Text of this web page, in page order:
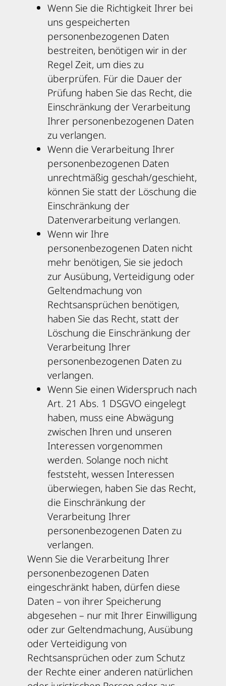
Wenn Sie die Richtigkeit Ihrer bei
uns gespeicherten
personenbezogenen Daten
bestreiten, benötigen wir in der
Regel Zeit, um dies zu
überprüfen. Für die Dauer der
Prüfung haben Sie das Recht, die
Einschränkung der Verarbeitung
Ihrer personenbezogenen Daten
zu verlangen.
Wenn die Verarbeitung Ihrer
personenbezogenen Daten
unrechtmäßig geschah/geschieht,
können Sie statt der Löschung die
Einschränkung der
Datenverarbeitung verlangen.
Wenn wir Ihre
personenbezogenen Daten nicht
mehr benötigen, Sie sie jedoch
zur Ausübung, Verteidigung oder
Geltendmachung von
Rechtsansprüchen benötigen,
haben Sie das Recht, statt der
Löschung die Einschränkung der
Verarbeitung Ihrer
personenbezogenen Daten zu
verlangen.
Wenn Sie einen Widerspruch nach
Art. 21 Abs. 1 DSGVO eingelegt
haben, muss eine Abwägung
zwischen Ihren und unseren
Interessen vorgenommen
werden. Solange noch nicht
feststeht, wessen Interessen
überwiegen, haben Sie das Recht,
die Einschränkung der
Verarbeitung Ihrer
personenbezogenen Daten zu
verlangen.
Wenn Sie die Verarbeitung Ihrer
personenbezogenen Daten
eingeschränkt haben, dürfen diese
Daten – von ihrer Speicherung
abgesehen – nur mit Ihrer Einwilligung
oder zur Geltendmachung, Ausübung
oder Verteidigung von
Rechtsansprüchen oder zum Schutz
der Rechte einer anderen natürlichen